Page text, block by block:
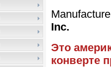
Inc.
Это
конверте